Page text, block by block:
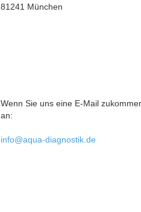
81241 München
Wenn Sie uns eine E-Mail
an:
info@aqua-diagnostik.de